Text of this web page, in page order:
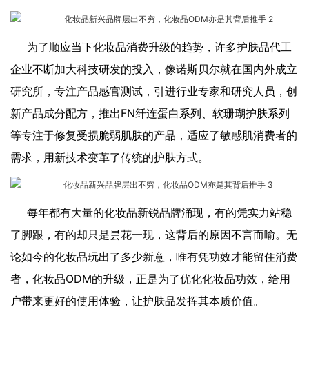
为了顺应当下化妆品消费升级的趋势，许多护肤品代工
企业不断加大科技研发的投入，像诺斯贝尔就在国内外成立
研究所，专注产品感官测试，引进行业专家和研究人员，创
新产品成分配方，推出FN纤连蛋白系列、软珊瑚护肤系列
等专注于修复受损脆弱肌肤的产品，适应了敏感肌消费者的
需求，用新技术变革了传统的护肤方式。
每年都有大量的化妆品新锐品牌涌现，有的凭实力站稳
了脚跟，有的却只是昙花一现，这背后的原因不言而喻。无
论如今的化妆品玩出了多少新意，唯有凭功效才能留住消费
者，化妆品ODM的升级，正是为了优化化妆品功效，给用
户带来更好的使用体验，让护肤品发挥其本质价值。